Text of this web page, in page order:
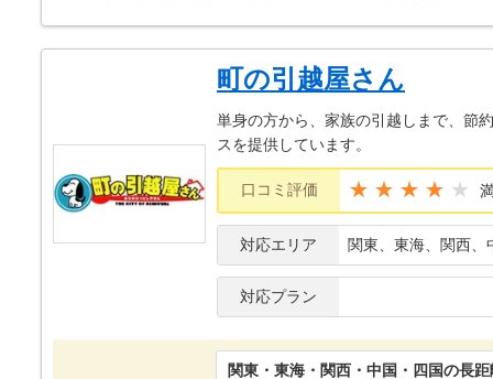
町の引越屋さん
単身の方から、家族の引越しまで、節
スを提供しています。
口コミ評価 ★★★★
対応エリア 関東、東海、関西、
対応プラン
関東・東海・関西・中国・四国の長